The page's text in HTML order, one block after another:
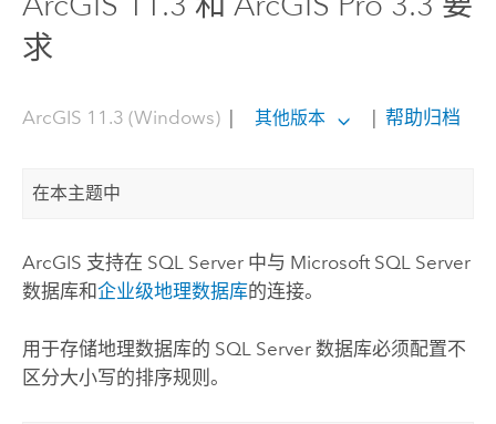
求
ArcGIS 11.3 (Windows)| 其他版本 帮助归档
在本主题中
ArcGIS 支持在 SQL Server中与 Microsoft SQL Server
数据库和企业级地理数据库的连接。
用于存储地理数据库的 SQL Server数据库必须配置不
区分大小写的排序规则。